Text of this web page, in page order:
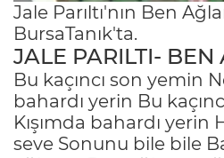
Jale Parıltı'nın Ben
BursaTanık'ta.
JALE PARILTI-
Bu kaçıncı son yemin
bahardı yerin Bu
Kışımda bahardı yerin
seve Sonunu bile bile